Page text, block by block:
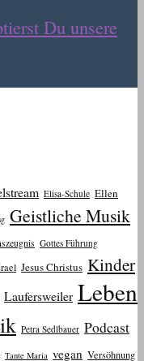
Du unsere
Elisa-Schule Ellen
Geistliche Musik
Gottes Führung
Jesus Christus Kinder
Laufersweiler Leben
Petra Sedlbauer Podcast
Tante Maria vegan Versöhnung